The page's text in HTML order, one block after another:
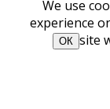
We use
experience
site
ОК